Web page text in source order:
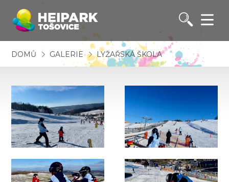
DOMŮ GALERIE LYŽAŘSKÁ ŠKOLA